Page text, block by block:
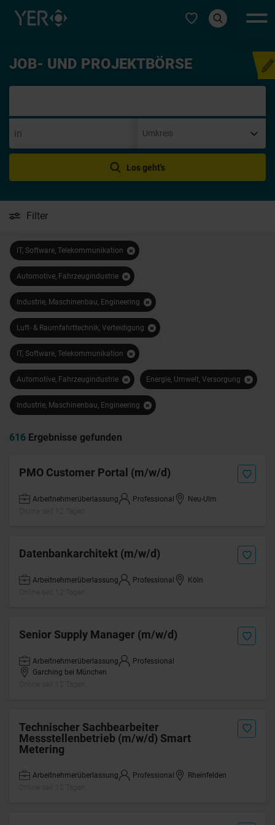
Typ auswählen
JOB- UND PROJEKTBÖRSE
Los geht's
Filter
IT, Software, Telekommunikation
Automotive, Fahrzeugindustrie
Industrie, Maschinenbau, Engineering
Luft- & Raumfahrttechnik, Verteidigung
IT, Software, Telekommunikation
Automotive, Fahrzeugindustrie Energie, Umwelt, Versorgung
Industrie, Maschinenbau, Engineering
616 Ergebnisse gefunden
PMO Customer Portal (m/w/d)
Arbeitnehmerüberlassung Professional
Neu-Ulm
Datenbankarchitekt (m/w/d)
Arbeitnehmerüberlassung Professional
Köln
Senior Supply Manager (m/w/d)
Arbeitnehmerüberlassung
Professional
Garching bei München
Technischer Sachbearbeiter
Messstellenbetrieb (m/w/d) Smart
Metering
Arbeitnehmerüberlassung Professional
Rheinfelden